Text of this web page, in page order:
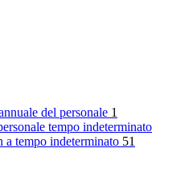
del personale 1
tempo indeterminato
a tempo indeterminato 51